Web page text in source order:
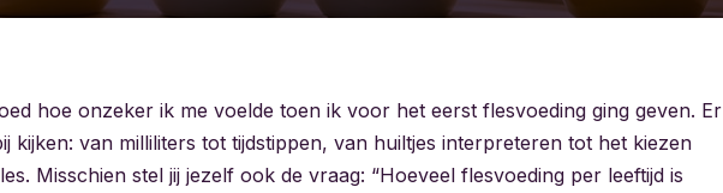
hoe onzeker ik me voelde toen ik voor het eerst flesvoeding ging geven. Er
kijken: van milliliters tot tijdstippen, van huiltjes interpreteren tot het kiezen
Misschien stel jij jezelf ook de vraag: “Hoeveel flesvoeding per leeftijd is